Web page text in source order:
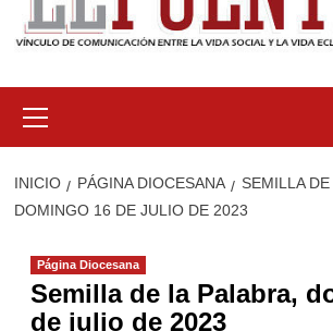
primario
INICIO PÁGINA DIOCESANA
SEMILLA DE
DOMINGO 16 DE JULIO DE 2023
Página Diocesana
Semilla de la Palabra,
de julio de 2023